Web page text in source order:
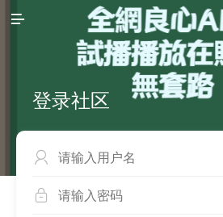

登录社区

